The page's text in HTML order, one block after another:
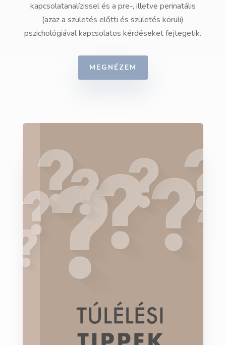
kapcsolatanalízissel és a pre-, illetve perinatális
(azaz a születés előtti és születés körüli)
pszichológiával kapcsolatos kérdéseket fejtegetik.
MEGNÉZEM